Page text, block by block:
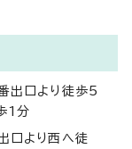
出口より徒歩5
1分
口より西へ徒